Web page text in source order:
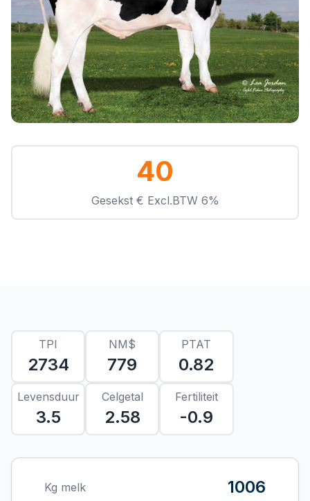
40
Gesekst € Excl.BTW 6%
TPI
2734
NM$
779
PTAT
0.82
Levensduur
3.5
Celgetal
2.58
Fertiliteit
-0.9
Kg melk 1006